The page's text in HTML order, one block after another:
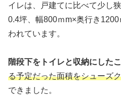
イレは、戸建てに比べて少し
0.4坪、幅800ｍm×奥行き
われています。
階段下をトイレと収納にしたこ
る予定だった面積をシューズ
できました。